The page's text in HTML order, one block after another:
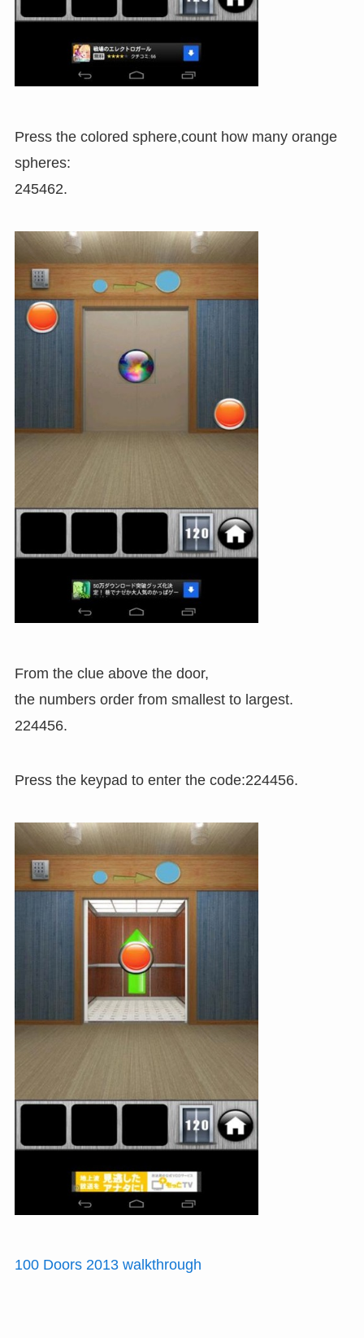
Press the colored sphere,count how many orange
spheres:
245462.
From the clue above the door,
the numbers order from smallest to largest.
224456.
Press the keypad to enter the code:224456.
100 Doors 2013 walkthrough